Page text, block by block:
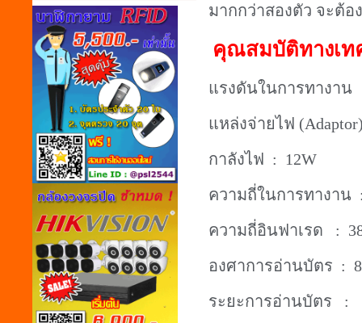
มากกว่าสองตัว จะต้อ
คุณสมบัติทางเท
แรงดันในการทางาน
แหล่งจ่ายไฟ
กาลังไฟ : 12W
ความถี่ในการทางาน
ความถี่อินฟาเรด :
องศาการอ่านบัตร :
ระยะการอ่านบัตร
: